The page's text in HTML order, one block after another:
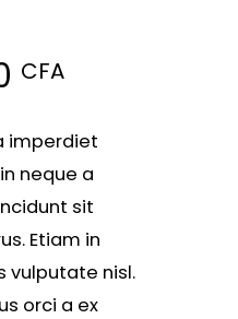
CFA
imperdiet
neque a
sit
Etiam in
vulputate nisl.
orci a ex